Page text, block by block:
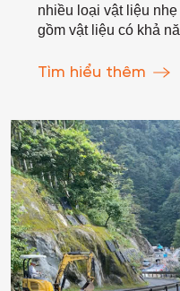
nhiều loại vật liệu
gồm vật liệu có khả
Hiện nay, vật liệu
EPS (Expanded
bằng 1% ~ 2% so với
có thể chịu được ứng
Tìm hiểu thêm